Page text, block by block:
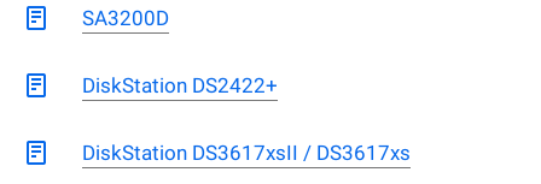
SA3200D
DiskStation DS2422+
DiskStation DS3617xsII / DS3617xs